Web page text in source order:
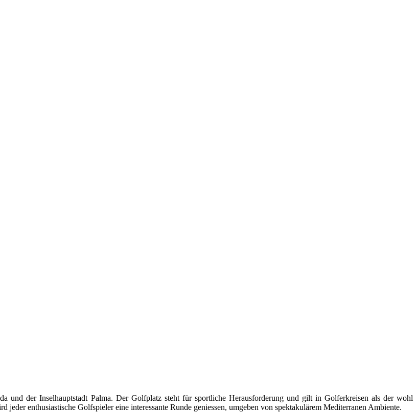
und der Inselhauptstadt Palma. Der Golfplatz steht für sportliche Herausforderung und gilt in Golferkreisen als der wohl
enthusiastische Golfspieler eine interessante Runde geniessen, umgeben von spektakulärem Mediterranen Ambiente.